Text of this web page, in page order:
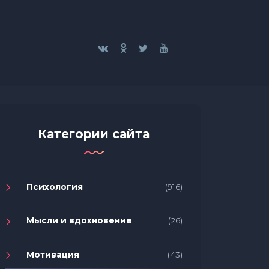
Категории сайта
Психология (916)
Мысли и вдохновение (26)
Мотивация (43)